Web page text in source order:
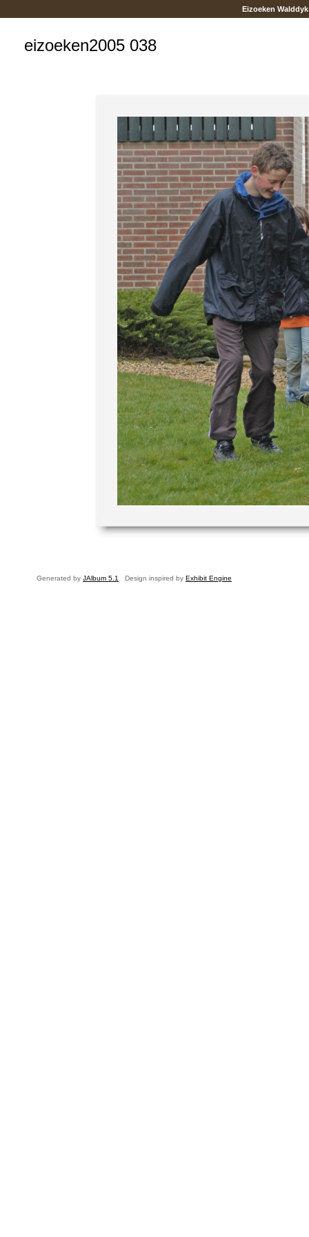
Eizoeken
eizoeken2005 038
Generated by JAlbum 5.1 Design inspired by Exhibit Engine